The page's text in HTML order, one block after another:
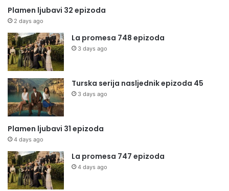
Plamen ljubavi 32 epizoda
2 days ago
La promesa 748 epizoda
3 days ago
Turska serija nasljednik epizoda 45
3 days ago
Plamen ljubavi 31 epizoda
4 days ago
La promesa 747 epizoda
4 days ago